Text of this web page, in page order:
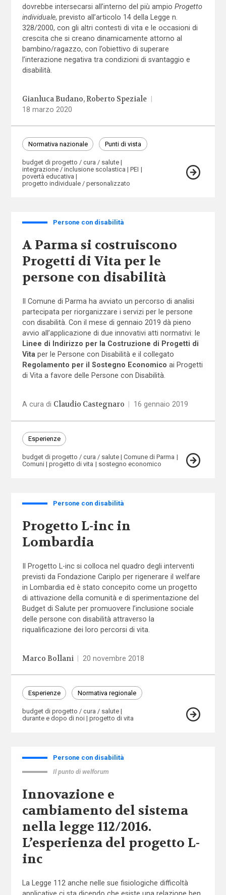
dovrebbe intersecarsi all’interno del più ampio Progetto
individuale, previsto all’articolo 14 della Legge n.
328/2000, con gli altri contesti di vita e le occasioni di
crescita che si creano dinamicamente attorno al
bambino/ragazzo, con l’obiettivo di superare
l’interazione negativa tra condizioni di svantaggio e
disabilità.
Gianluca Budano Roberto Speziale
18 marzo 2020
Normativa nazionale Punti di vista
budget di progetto / cura / salute
integrazione / inclusione scolastica
PEI
povertà educativa
progetto individuale / personalizzato
Persone con disabilità
A Parma si costruiscono
Progetti di Vita per le
persone con disabilità
Il Comune di Parma ha avviato un percorso di analisi
partecipata per riorganizzare i servizi per le persone
con disabilità. Con il mese di gennaio 2019 dà pieno
avvio all’applicazione di due innovativi atti normativi: le
Linee di Indirizzo per la Costruzione di Progetti di
Vitaper le Persone con Disabilità e il collegato
Regolamento per il Sostegno Economico ai Progetti
di Vita a favore delle Persone con Disabilità.
A cura di Claudio Castegnaro 16 gennaio 2019
Esperienze
budget di progetto / cura / salute
Comune di Parma
Comuni
progetto di vita sostegno economico
Persone con disabilità
Progetto L-inc in
Lombardia
Il Progetto L-inc si colloca nel quadro degli interventi
previsti da Fondazione Cariplo per rigenerare il welfare
in Lombardia ed è stato concepito come un progetto
di attivazione della comunità e di sperimentazione del
Budget di Salute per promuovere l’inclusione sociale
delle persone con disabilità attraverso la
riqualificazione dei loro percorsi di vita.
Marco Bollani 20 novembre 2018
Esperienze Normativa regionale
budget di progetto / cura / salute
durante e dopo di noi
progetto di vita
Persone con disabilità
Il punto di welforum
Innovazione e
cambiamento del sistema
nella legge 112/2016.
L’esperienza del progetto L-
inc
La Legge 112 anche nelle sue fisiologiche difficoltà